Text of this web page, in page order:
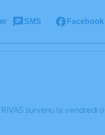
SMS Facebook
survenu le vendredi